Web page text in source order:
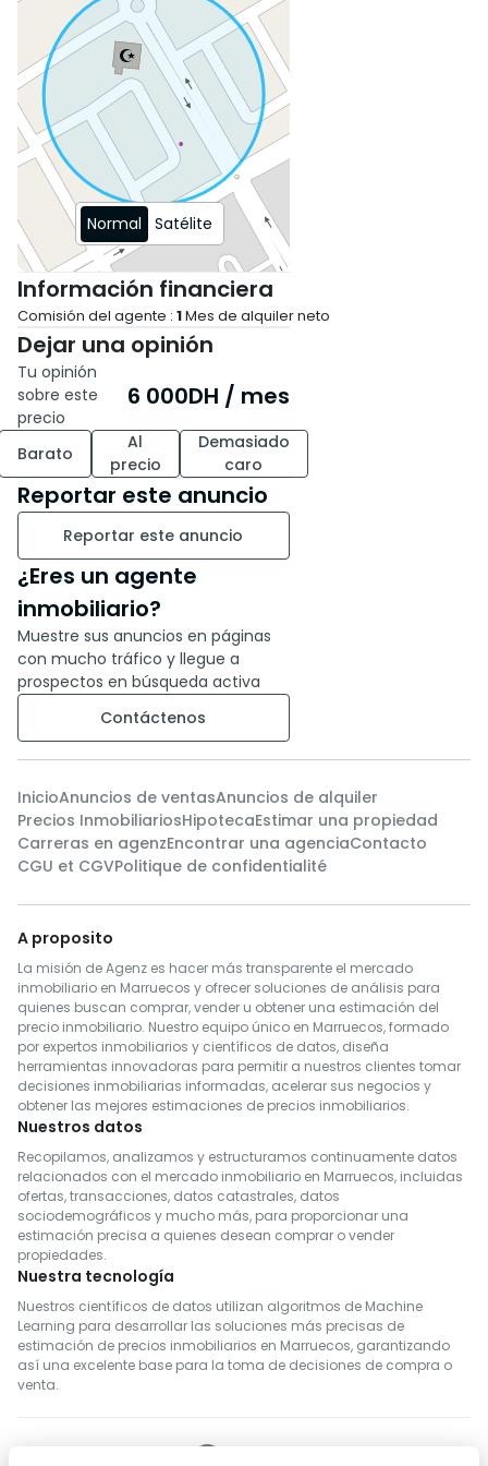
actividad en un entorno en
crecimiento.
Contáctanos ahora para más
información o para organizar
una visita.
Normal Satélite
Información financiera
Comisión del agente : 1Mes de alquiler neto
Dejar una opinión
Tu opinión
sobre este
precio
6 000DH / mes
Barato
Al
precio
Demasiado
caro
Reportar este anuncio
Reportar este anuncio
¿Eres un agente
inmobiliario?
Muestre sus anuncios en páginas
con mucho tráfico y llegue a
prospectos en búsqueda activa
Contáctenos
InicioAnuncios de ventasAnuncios de alquiler
Precios InmobiliariosHipotecaEstimar una propiedad
Carreras en agenzEncontrar una agenciaContacto
CGU et CGVPolitique de confidentialité
A proposito
La misión de Agenz es hacer más transparente el mercado
inmobiliario en Marruecos y ofrecer soluciones de análisis para
quienes buscan comprar, vender u obtener una estimación del
precio inmobiliario. Nuestro equipo único en Marruecos, formado
por expertos inmobiliarios y científicos de datos, diseña
herramientas innovadoras para permitir a nuestros clientes tomar
decisiones inmobiliarias informadas, acelerar sus negocios y
obtener las mejores estimaciones de precios inmobiliarios.
Nuestros datos
Recopilamos, analizamos y estructuramos continuamente datos
relacionados con el mercado inmobiliario en Marruecos, incluidas
ofertas, transacciones, datos catastrales, datos
sociodemográficos y mucho más, para proporcionar una
estimación precisa a quienes desean comprar o vender
propiedades.
Nuestra tecnología
Nuestros científicos de datos utilizan algoritmos de Machine
Learning para desarrollar las soluciones más precisas de
estimación de precios inmobiliarios en Marruecos, garantizando
así una excelente base para la toma de decisiones de compra o
venta.